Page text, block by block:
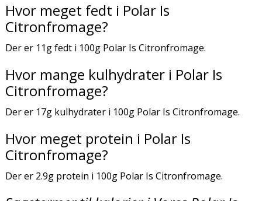
Hvor meget fedt i Polar Is
Citronfromage?
Der er 11g fedt i 100g Polar Is Citronfromage.
Hvor mange kulhydrater i Polar Is
Citronfromage?
Der er 17g kulhydrater i 100g Polar Is Citronfromage.
Hvor meget protein i Polar Is
Citronfromage?
Der er 2.9g protein i 100g Polar Is Citronfromage.